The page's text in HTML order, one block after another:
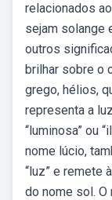
relacionados
sejam solange
outros
brilhar sobre o
grego, hélios,
representa a
“luminosa” ou
nome lúcio,
“luz” e remete
do nome sol.